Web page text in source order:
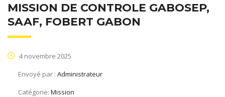
MISSION DE CONTROLE GABOSEP,
SAAF, FOBERT GABON
4 novembre 2025
Envoyé par : Administrateur
Catégorie: Mission